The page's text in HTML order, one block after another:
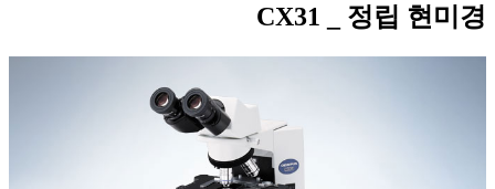
CX31 _ 정립 현미경